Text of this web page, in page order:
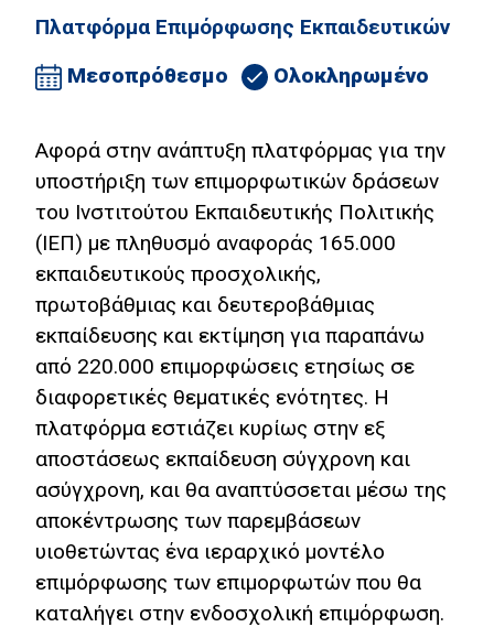
Στρατηγικοί
Παρέμβασης
Οικονομίας
Αποτίμηση
Ψηφιακή
Δεκαετία
Προτείνετε
την ιδέα
σας
Σελίδα
Αναζήτησης
Βίβλος Ψηφιακού
Μετασχηματισμού
English
Πλατφόρμα Επιμόρφωσης Εκπαιδευτικών
Μεσοπρόθεσμο
Ολοκληρωμένο
Αφορά στην ανάπτυξη πλατφόρμας για την
υποστήριξη των επιμορφωτικών δράσεων
του Ινστιτούτου Εκπαιδευτικής Πολιτικής
(ΙΕΠ) με πληθυσμό αναφοράς 165.000
εκπαιδευτικούς προσχολικής,
πρωτοβάθμιας και δευτεροβάθμιας
εκπαίδευσης και εκτίμηση για παραπάνω
από 220.000 επιμορφώσεις ετησίως σε
διαφορετικές θεματικές ενότητες. Η
πλατφόρμα εστιάζει κυρίως στην εξ
αποστάσεως εκπαίδευση σύγχρονη και
ασύγχρονη, και θα αναπτύσσεται μέσω της
αποκέντρωσης των παρεμβάσεων
υιοθετώντας ένα ιεραρχικό μοντέλο
επιμόρφωσης των επιμορφωτών που θα
καταλήγει στην ενδοσχολική επιμόρφωση.